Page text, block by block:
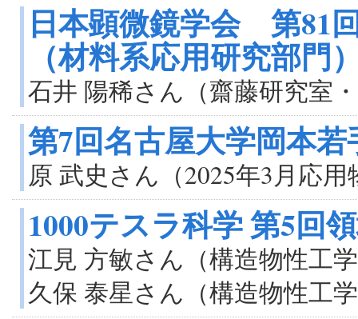
日本顕微鏡学会 第81
（材料系応用研究部
石井 陽稀さん（齋藤研究室
第7回名古屋大学岡本
原 武史さん（2025年3月応
1000テスラ科学 第5
江見 方敏さん（構造物性工
久保 泰星さん（構造物性工